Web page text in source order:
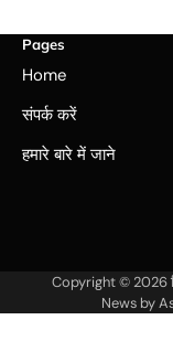
Pages
Home
संपर्क करें
हमारे बारे में जाने
Copyright © 2026
News by